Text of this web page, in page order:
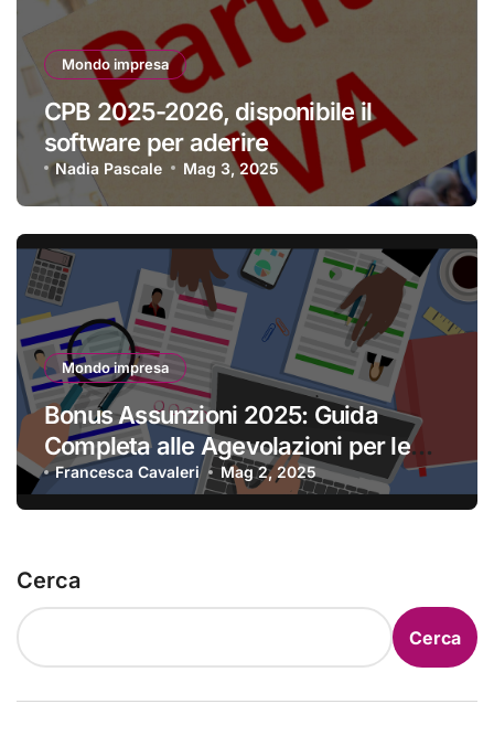
Mondo impresa
CPB 2025-2026, disponibile il
software per aderire
Nadia Pascale Mag 3, 2025
Mondo impresa
Bonus Assunzioni 2025: Guida
Completa alle Agevolazioni per le
Imprese
Francesca Cavaleri Mag 2, 2025
Cerca
Cerca